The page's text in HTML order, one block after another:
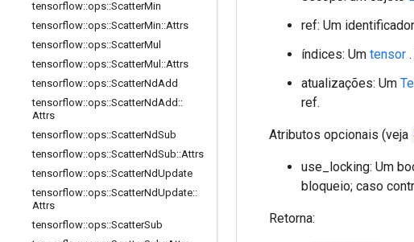
tensorflow::ops::ScatterMin
tensorflow::ops::ScatterMin::Attrs
tensorflow::ops::ScatterMul
tensorflow::ops::ScatterMul ::Attrs
tensorflow::ops::ScatterNdAdd
tensorflow::ops::ScatterNdAdd ::
Attrs
tensorflow::ops::ScatterNdSub
tensorflow::ops::ScatterNdSub::Attrs
tensorflow::ops::ScatterNdUpdate
tensorflow::ops::ScatterNdUpdate::
Attrs
tensorflow::ops::ScatterSub
ref: Um
índices: Um tensor
atualizações: Um
ref.
Atributos opcionais (veja
use_locking: Um
bloqueio; caso
Retorna: